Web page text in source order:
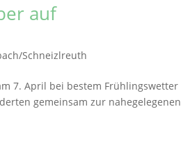
auf
Schneizlreuth
7. April bei bestem Frühlingswetter
gemeinsam zur nahegelegenen